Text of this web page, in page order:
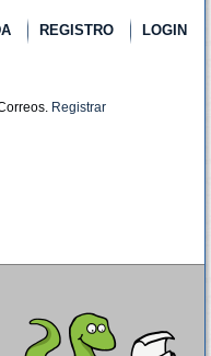
REGISTRO LOGIN
Registrar